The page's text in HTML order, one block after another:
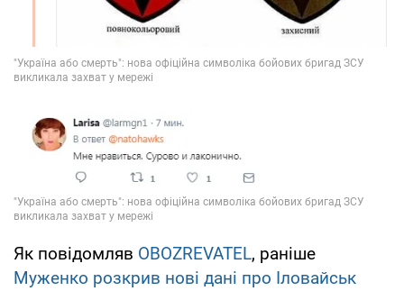
Як повідомляв OBOZREVATEL, раніше
Муженко розкрив нові дані про Іловайськ